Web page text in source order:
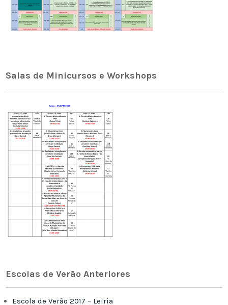
Salas de Minicursos e Workshops
Escolas de Verão Anteriores
Escola de Verão 2017 – Leiria